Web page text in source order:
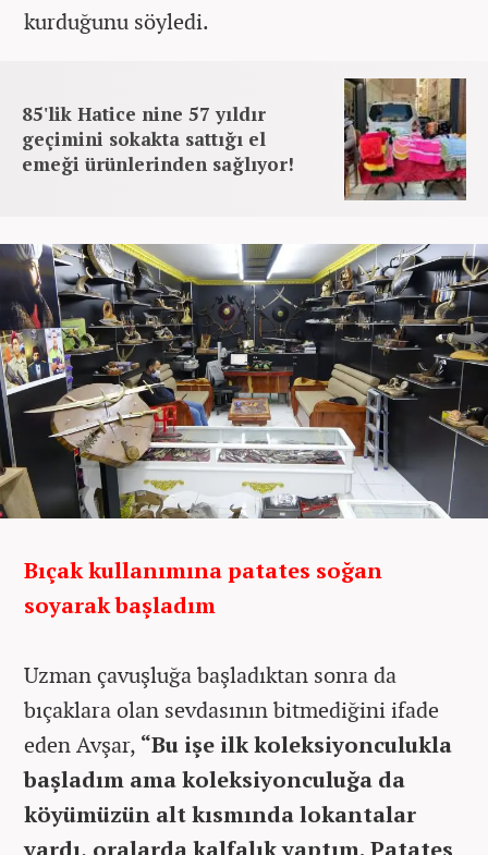
kurduğunu söyledi.
85'lik Hatice nine 57 yıldır
geçimini sokakta sattığı el
emeği ürünlerinden sağlıyor!
Bıçak kullanımına patates soğan
soyarak başladım
Uzman çavuşluğa başladıktan sonra da
bıçaklara olan sevdasının bitmediğini ifade
eden Avşar, “Bu işe ilk koleksiyonculukla
başladım ama koleksiyonculuğa da
köyümüzün alt kısmında lokantalar
vardı, oralarda kalfalık yaptım. Patates